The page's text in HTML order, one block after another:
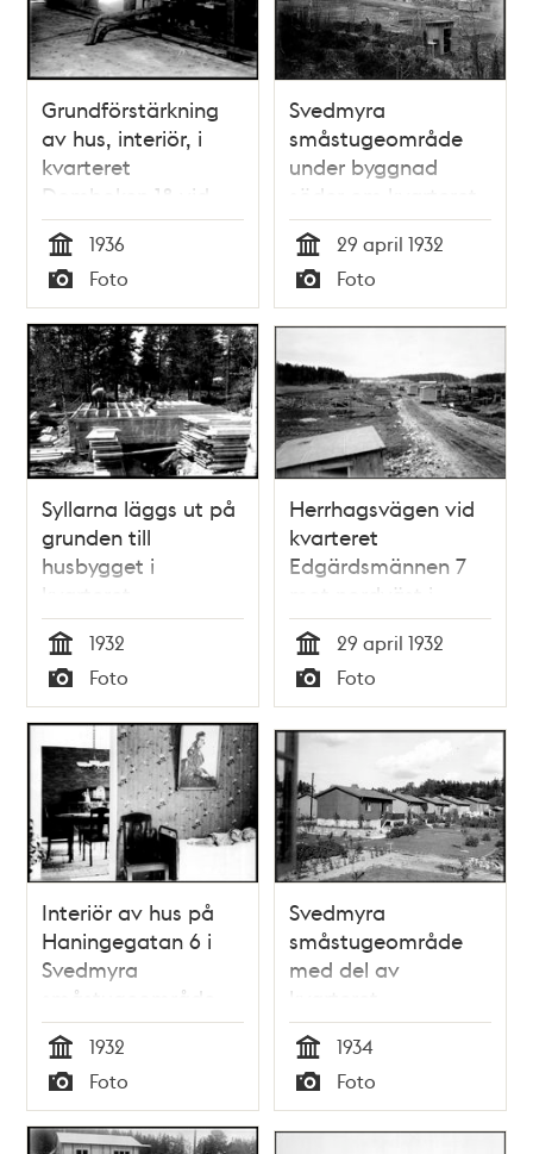
Grundförstärkning
av hus, interiör, i
kvarteret
Domboken 18 vid
Fållnäsgatan i
Svedmyras
småstugeområde
Tid
1936
Typ
Foto
Svedmyra
småstugeområde
under byggnad
söder om kvarteret
Edgårdsmännen 5
mot norr vid
Herrhagsvägen
Tid
29 april 1932
Typ
Foto
Syllarna läggs ut på
grunden till
husbygget i
kvarteret
Häradsskrivaren 13 i
Svedmyras
småstugeområde
Tid
1932
Typ
Foto
Herrhagsvägen vid
kvarteret
Edgärdsmännen 7
mot nordväst i
Svedmyra
småstugeområde
som är under
byggnad
Tid
29 april 1932
Typ
Foto
Interiör av hus på
Haningegatan 6 i
Svedmyra
småstugeområde
Tid
1932
Typ
Foto
Svedmyra
småstugeområde
med del av
kvarteret
Häradsskrivaren
Tid
1934
Typ
Foto